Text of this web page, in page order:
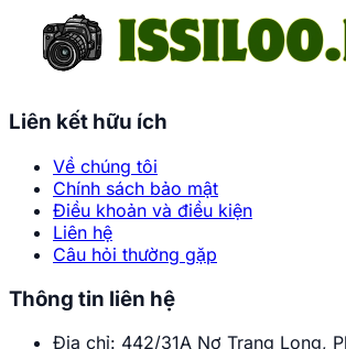
Liên kết hữu ích
Về chúng tôi
Chính sách bảo mật
Điều khoản và điều kiện
Liên hệ
Câu hỏi thường gặp
Thông tin liên hệ
Địa chỉ: 442/31A Nơ Trang Long,